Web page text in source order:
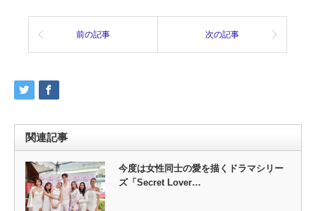
前の記事 次の記事
関連記事
今度は女性同士の愛を描くドラマシリー
ズ「Secret Lover…